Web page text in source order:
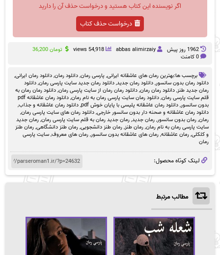
اگر نویسنده این کتاب هستید و درخواست حذف آن را دارید
درخواست حذف کتاب
1962 روز پيش abbas alimirzaiy
54,918 views تومان36,200
0 کامنت
برچسب ها:بهترین رمان های عاشقانه ایرانی, پارسی رمان,دانلود رمان,دانلود رمان ایرانی,
دانلود رمان بدون سانسور,دانلود رمان جدید,دانلود رمان جدید سایت پارسی رمان,دانلود
رمان جدید طنز,دانلود رمان رمان,دانلود رمان رمان از سایت پارسی رمان,دانلود رمان رمان به
قلم سایت پارسی رمان,دانلود رمان سایت پارسی رمان به نام رمان,
دانلود رمان عاشقانه pdf
بدون سانسور,دانلود رمان عاشقانه پلیسی با پایان خوش pdf ,دانلود رمان عاشقانه و جذاب,
دانلود رمان عاشقانه و صحنه دار بدون سانسور خارجی,دانلود رمان های سایت پارسی رمان,
رمان,رمان بدون سانسور,رمان جدید,رمان جدید رمان به قلم سایت پارسی رمان,رمان جدید
سایت پارسی رمان به نام رمان,رمان طنز,رمان طنز دانشجویی,رمان طنز دانشگاهی,رمان طنز
و کلکلی,رمان عاشقانه,رمان های عاشقانه بدون سانسور,رمان های معروف,سایت پارسی
رمان
لینک کوتاه محصول:
مطالب مرتبط